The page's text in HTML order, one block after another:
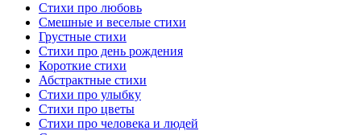
Стихи про любовь
Смешные и веселые стихи
Грустные стихи
Стихи про день рождения
Короткие стихи
Абстрактные стихи
Стихи про улыбку
Стихи про цветы
Стихи про человека и людей